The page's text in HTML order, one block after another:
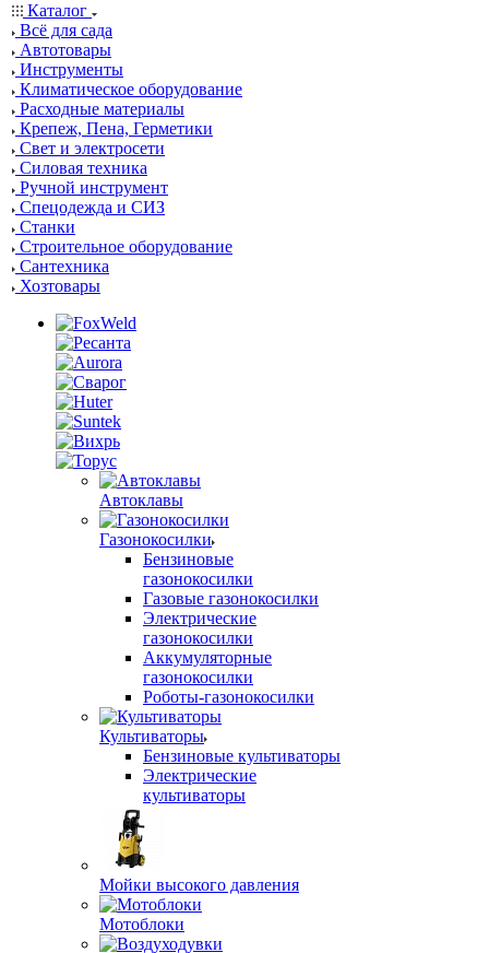
Каталог
Всё для сада
Автотовары
Инструменты
Климатическое оборудование
Расходные материалы
Крепеж, Пена, Герметики
Свет и электросети
Силовая техника
Ручной инструмент
Спецодежда и СИЗ
Станки
Строительное оборудование
Сантехника
Хозтовары
Автоклавы
Газонокосилки
Бензиновые
газонокосилки
Газовые газонокосилки
Электрические
газонокосилки
Аккумуляторные
газонокосилки
Роботы-газонокосилки
Культиваторы
Бензиновые культиваторы
Электрические
культиваторы
Мойки высокого давления
Мотоблоки